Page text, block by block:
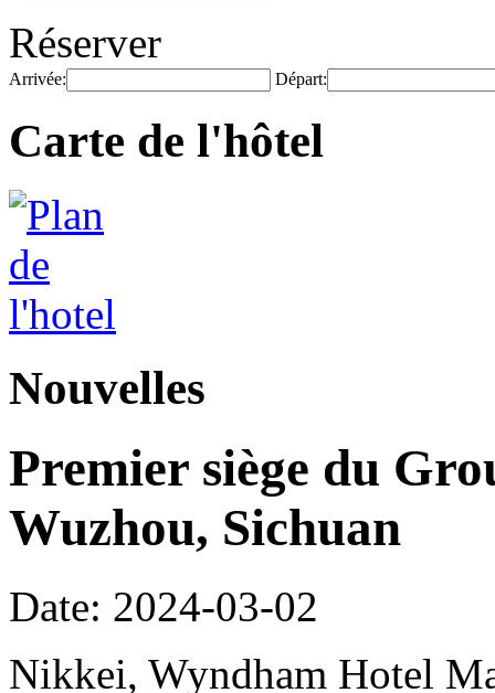
Réserver
Arrivée: Départ:
Carte de l'hôtel
Nouvelles
Premier siège du
Wuzhou, Sichuan
Date: 2024-03-02
Nikkei, Wyndham Hotel